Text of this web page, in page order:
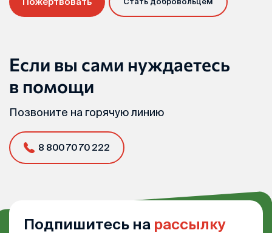
Если вы сами нуждаетесь
в помощи
Позвоните на горячую линию
8 800 70 70 222
Подпишитесь на рассылку